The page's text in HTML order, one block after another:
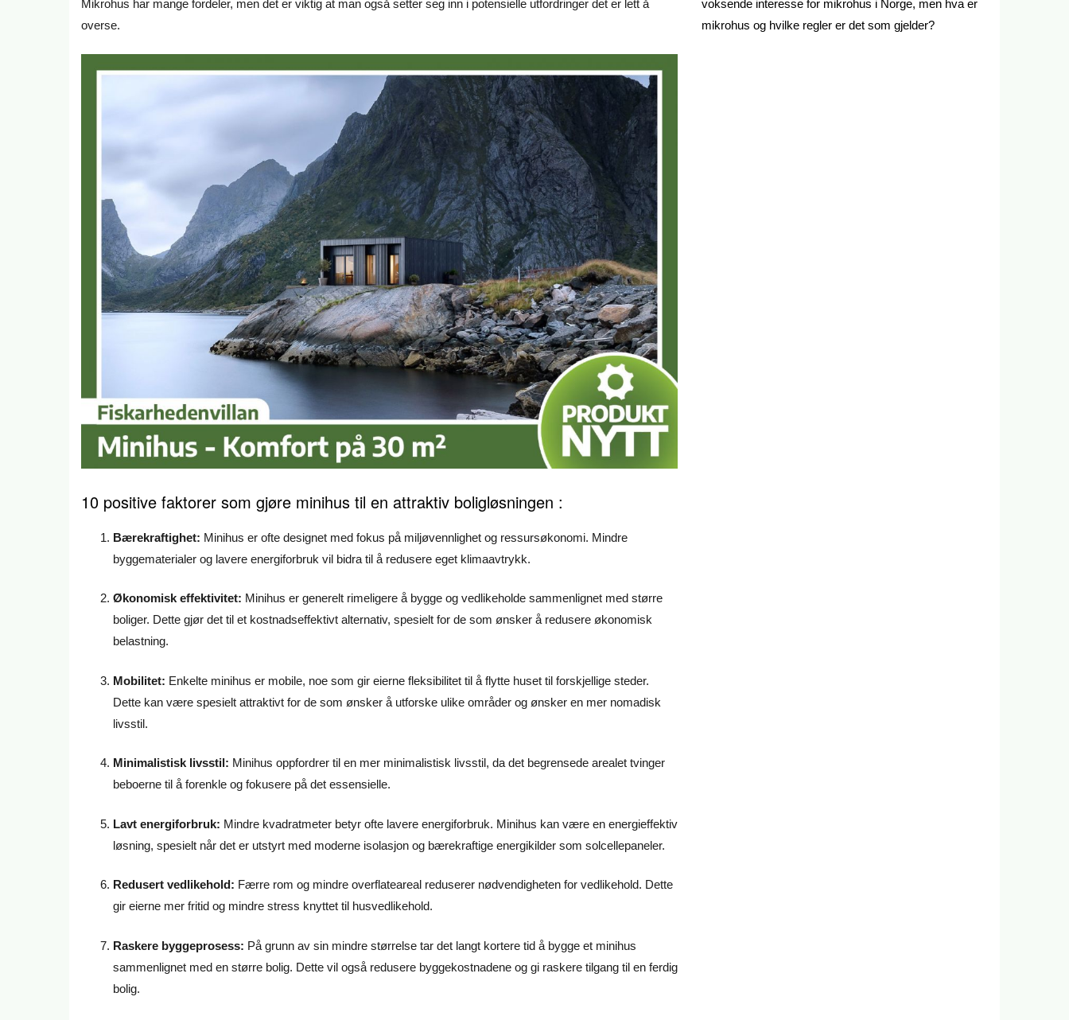
Mikrohus har mange fordeler, men det er viktig at man også setter seg inn i potensielle utfordringer det er lett å
overse.
10 positive faktorer som gjøre minihus til en attraktiv boligløsningen :
Bærekraftighet: Minihus er ofte designet med fokus på miljøvennlighet og ressursøkonomi. Mindre
byggematerialer og lavere energiforbruk vil bidra til å redusere eget klimaavtrykk.
Økonomisk effektivitet: Minihus er generelt rimeligere å bygge og vedlikeholde sammenlignet med større
boliger. Dette gjør det til et kostnadseffektivt alternativ, spesielt for de som ønsker å redusere økonomisk
belastning.
Mobilitet: Enkelte minihus er mobile, noe som gir eierne fleksibilitet til å flytte huset til forskjellige steder.
Dette kan være spesielt attraktivt for de som ønsker å utforske ulike områder og ønsker en mer nomadisk
livsstil.
Minimalistisk livsstil: Minihus oppfordrer til en mer minimalistisk livsstil, da det begrensede arealet tvinger
beboerne til å forenkle og fokusere på det essensielle.
Lavt energiforbruk: Mindre kvadratmeter betyr ofte lavere energiforbruk. Minihus kan være en energieffektiv
løsning, spesielt når det er utstyrt med moderne isolasjon og bærekraftige energikilder som solcellepaneler.
Redusert vedlikehold: Færre rom og mindre overflateareal reduserer nødvendigheten for vedlikehold. Dette
gir eierne mer fritid og mindre stress knyttet til husvedlikehold.
Raskere byggeprosess: På grunn av sin mindre størrelse tar det langt kortere tid å bygge et minihus
sammenlignet med en større bolig. Dette vil også redusere byggekostnadene og gi raskere tilgang til en ferdig
bolig.
voksende interesse for mikrohus i Norge, men hva er
mikrohus og hvilke regler er det som gjelder?